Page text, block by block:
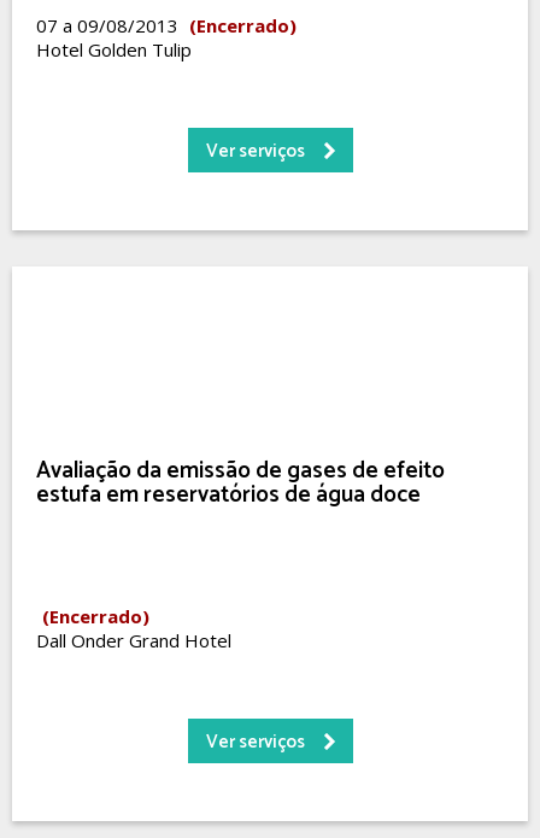
07 a 09/08/2013 (Encerrado)
Hotel Golden Tulip
Ver serviços
Avaliação da emissão de gases de efeito
estufa em reservatórios de água doce
(Encerrado)
Dall Onder Grand Hotel
Ver serviços